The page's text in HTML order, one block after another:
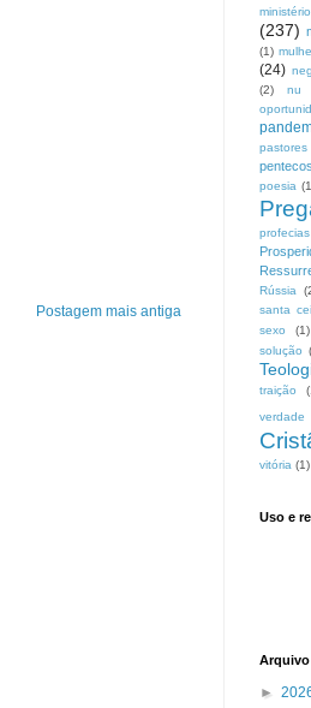
Postagem mais antiga
ministério
(237)
(1)
(24)
(2)
nu
pastores
poesia
profecias
Rússia
santa
sexo
(1)
solução
traição
verdade
vitória (1)
Uso e
Arquivo
►